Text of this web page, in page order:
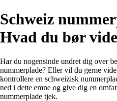
Schweiz
Hvad du bør vide
Har du nogensinde undret dig over
nummerplade? Eller vil du gerne
kontrollere en schweizisk
ned i dette emne og give dig en
nummerplade tjek.